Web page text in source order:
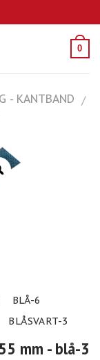
0
- KANTBAND /
BLÅ-6
BLÅSVART-3
mm - blå-3